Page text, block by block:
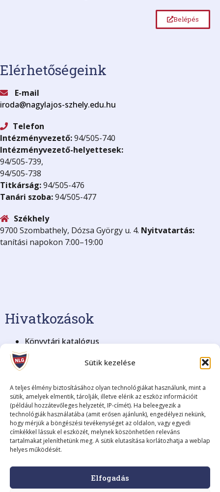
Sütik kezelése
A teljes élmény biztosításához olyan technológiákat használunk, mint a
sütik, amelyek elmentik, tárolják, illetve elérik az eszköz információit
(például hozzátevőleges helyzetét, IP-címét). Ha beleegyezik a
technológiák használatába (amit erősen ajánlunk), engedélyezi nekünk,
hogy mérjük a böngészési tevékenységet az oldalon, vagy egyedi
címkékkel lássuk el eszközét, melynek köszönhetően releváns
tartalmakat jeleníthetünk meg. A sütik elutasítása korlátozhatja a weblap
helyes működését.
Elfogadás
Belépés
Elérhetőségeink
E-mail
iroda@nagylajos-szhely.edu.hu
Telefon
Intézményvezető:94/505-740
Intézményvezető-helyettesek:
94/505-739,
94/505-738
Titkárság:94/505-476
Tanári szoba:94/505-477
Székhely
9700 Szombathely, Dózsa György u. 4. Nyitvatartás:
tanítási napokon 7:00–19:00
Hivatkozások
Könyvtári katalógus
KRÉTA Elektronikus Napló
BME Nyelvvizsga
Adatkezelési tájékoztató
Fenntartó
Fenntartó neve:Szombathelyi Tankerületi Központ
Székhelye:9700 Szombathely, Kossuth Lajos utca 8.
A fenntartó elérhetősége:+36 (94) 795-225 •
szombathely@kk.gov.hu